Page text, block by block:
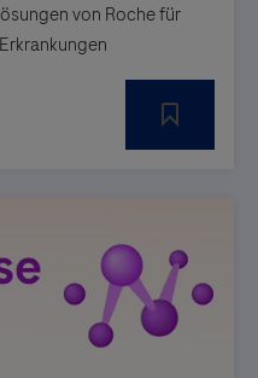
von Roche für